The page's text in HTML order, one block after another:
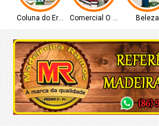
Coluna do ErnâniComercial O FerreiraBeleza